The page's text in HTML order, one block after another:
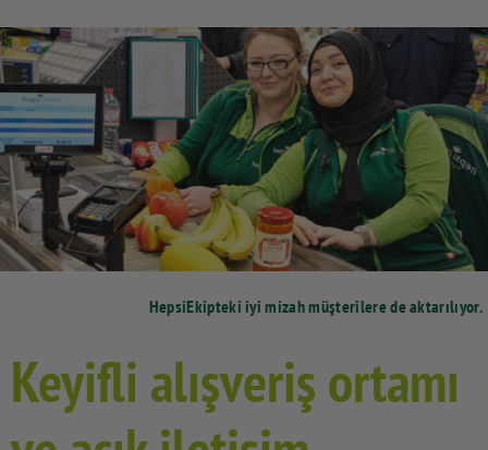
HepsiEkipteki iyi mizah müşterilere de aktarılıyor.
Keyifli alışveriş ortamı